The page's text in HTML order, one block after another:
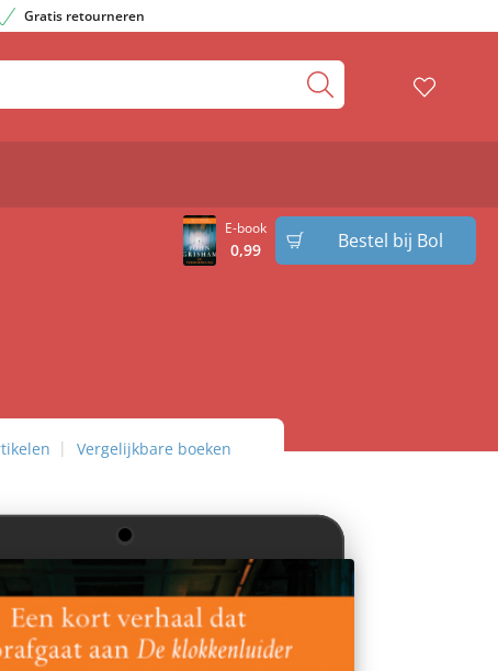
Gratis retourneren
E-book
0,99 Bestel bij Bol
Vergelijkbare boeken